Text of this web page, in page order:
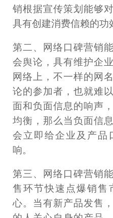
销根据宣传策划能够
具有创建消费信赖的功
第二、网络口碑营销
会舆论，具有维护企
网络上，不一样的网
论的参加者，也就难
面和负面信息的响声
均衡，那么当负面信
会立即给企业及产品
响。
第三、网络口碑营销
售环节快速点爆销售
心。当有新产品发售